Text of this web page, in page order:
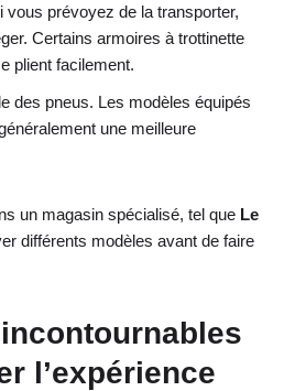
vous prévoyez de la transporter,
Certains armoires à trottinette
plient facilement.
des pneus. Les modèles équipés
une meilleure
un magasin spécialisé, tel que Le
différents modèles avant de faire
l’expérience